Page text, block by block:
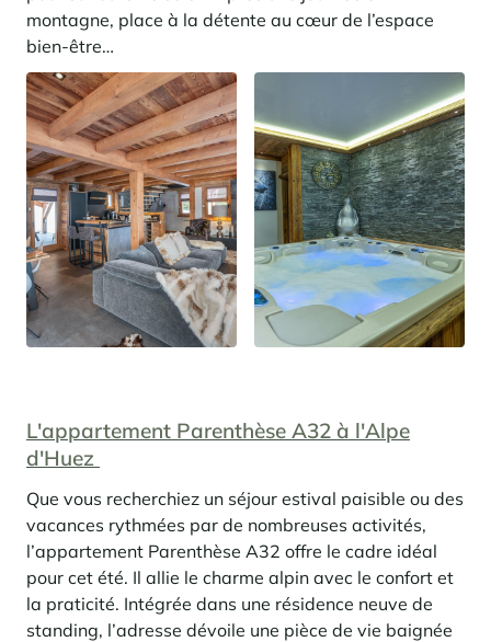
montagne, place à la détente au cœur de l’espace
bien-être…
L'appartement Parenthèse A32 à l'Alpe
d'Huez
Que vous recherchiez un séjour estival paisible ou des
vacances rythmées par de nombreuses activités,
l’appartement Parenthèse A32 offre le cadre idéal
pour cet été. Il allie le charme alpin avec le confort et
la praticité. Intégrée dans une résidence neuve de
standing, l’adresse dévoile une pièce de vie baignée